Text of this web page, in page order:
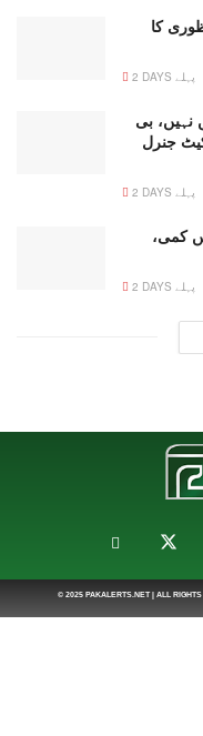
کا
2 DAYS پہلے
نہیں، بی
جنرل
2 DAYS پہلے
کمی،
2 DAYS پہلے
© 2025 PAKALERTS.NET| ALL RIGHTS